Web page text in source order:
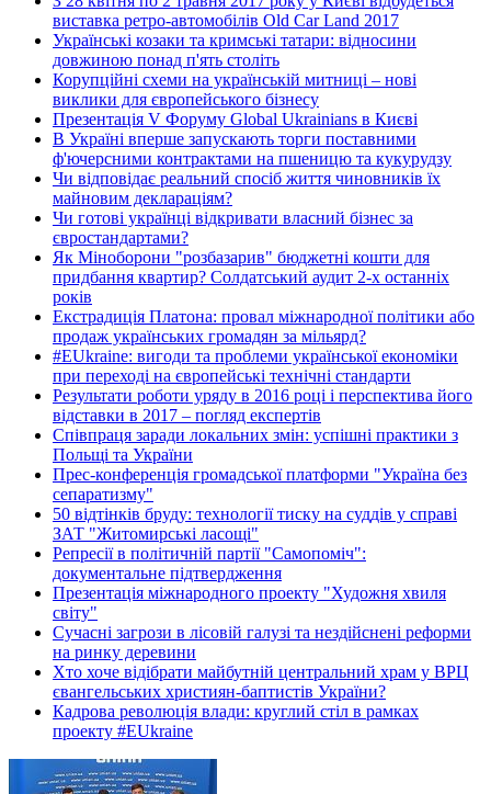
виставка ретро-автомобілів Old Car Land 2017
Українські козаки та кримські татари: відносини
довжиною понад п'ять століть
Корупційні схеми на українській митниці – нові
виклики для європейського бізнесу
Презентація V Форуму Global Ukrainians в Києві
В Україні вперше запускають торги поставними
ф'ючерсними контрактами на пшеницю та кукурудзу
Чи відповідає реальний спосіб життя чиновників їх
майновим деклараціям?
Чи готові українці відкривати власний бізнес за
євростандартами?
Як Міноборони "розбазарив" бюджетні кошти для
придбання квартир? Солдатський аудит 2-х останніх
років
Екстрадиція Платона: провал міжнародної політики або
продаж українських громадян за мільярд?
#EUkraine: вигоди та проблеми української економіки
при переході на європейські технічні стандарти
Результати роботи уряду в 2016 році і перспектива його
відставки в 2017 – погляд експертів
Співпраця заради локальних змін: успішні практики з
Польщі та України
Прес-конференція громадської платформи "Україна без
сепаратизму"
50 відтінків бруду: технології тиску на суддів у справі
ЗАТ "Житомирські ласощі"
Репресії в політичній партії "Самопоміч":
документальне підтвердження
Презентація міжнародного проекту "Художня хвиля
світу"
Сучасні загрози в лісовій галузі та нездійснені реформи
на ринку деревини
Хто хоче відібрати майбутній центральний храм у ВРЦ
євангельських християн-баптистів України?
Кадрова революція влади: круглий стіл в рамках
проекту #EUkraine